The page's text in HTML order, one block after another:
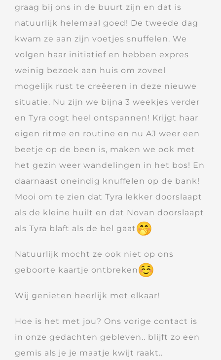
graag bij ons in de buurt zijn en dat is
natuurlijk helemaal goed! De tweede dag
kwam ze aan zijn voetjes snuffelen. We
volgen haar initiatief en hebben expres
weinig bezoek aan huis om zoveel
mogelijk rust te creëeren in deze nieuwe
situatie. Nu zijn we bijna 3 weekjes verder
en Tyra oogt heel ontspannen! Krijgt haar
eigen ritme en routine en nu AJ weer een
beetje op de been is, maken we ook met
het gezin weer wandelingen in het bos! En
daarnaast oneindig knuffelen op de bank!
Mooi om te zien dat Tyra lekker doorslaapt
als de kleine huilt en dat Novan doorslaapt
als Tyra blaft als de bel gaat
Natuurlijk mocht ze ook niet op ons
geboorte kaartje ontbreken
Wij genieten heerlijk met elkaar!
Hoe is het met jou? Ons vorige contact is
in onze gedachten gebleven.. blijft zo een
gemis als je je maatje kwijt raakt..